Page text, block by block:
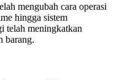
mengubah cara operasi
hingga sistem
telah meningkatkan
barang.